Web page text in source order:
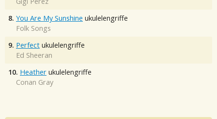
8. You Are My Sunshine ukulelengriffe
Folk Songs
9. Perfect ukulelengriffe
Ed Sheeran
10. Heather ukulelengriffe
Conan Gray